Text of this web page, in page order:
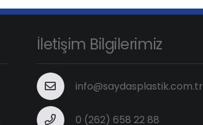
İletişim Bilgilerimiz
info@saydasplastik.com.tr
0 (262) 658 22 88